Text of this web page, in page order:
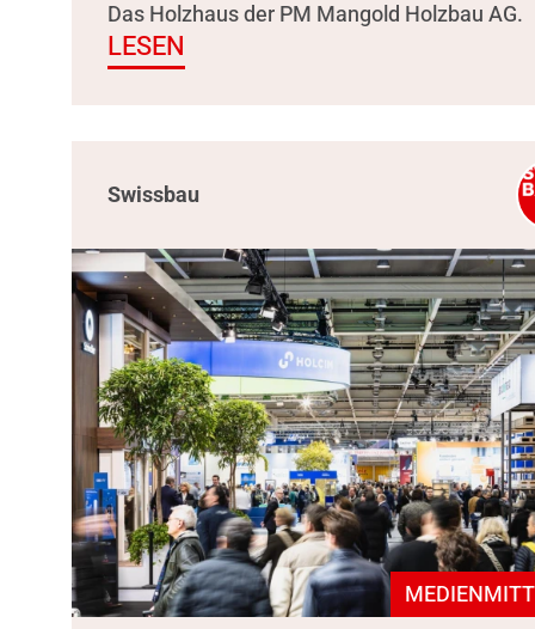
Das Holzhaus der PM Mangold Holzbau AG.
LESEN
Swissbau